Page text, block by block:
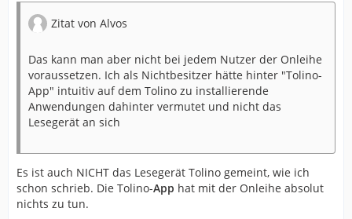
Zitat von Alvos
Das kann man aber nicht bei jedem Nutzer der Onleihe
voraussetzen. Ich als Nichtbesitzer hätte hinter "Tolino-
App" intuitiv auf dem Tolino zu installierende
Anwendungen dahinter vermutet und nicht das
Lesegerät an sich
Es ist auch NICHT das Lesegerät Tolino gemeint, wie ich
schon schrieb. Die Tolino-App hat mit der Onleihe absolut
nichts zu tun.